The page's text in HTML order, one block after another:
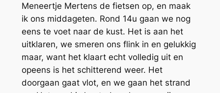
Meneertje Mertens de fietsen op, en maak
ik ons middageten. Rond 14u gaan we nog
eens te voet naar de kust. Het is aan het
uitklaren, we smeren ons flink in en gelukkig
maar, want het klaart echt volledig uit en
opeens is het schitterend weer. Het
doorgaan gaat vlot, en we gaan het strand